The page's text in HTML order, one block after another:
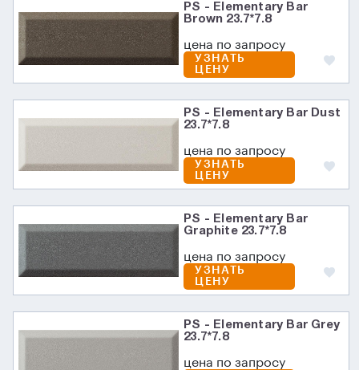
PS - Elementary Bar
Brown 23.7*7.8
цена по запросу
УЗНАТЬ
ЦЕНУ
PS - Elementary Bar Dust
23.7*7.8
цена по запросу
УЗНАТЬ
ЦЕНУ
PS - Elementary Bar
Graphite 23.7*7.8
цена по запросу
УЗНАТЬ
ЦЕНУ
PS - Elementary Bar Grey
23.7*7.8
цена по запросу